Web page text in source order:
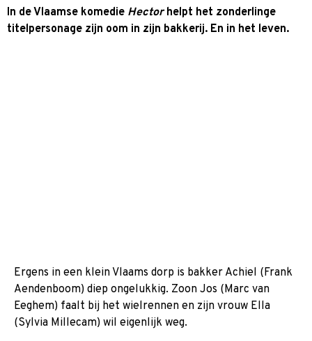
In de Vlaamse komedie Hectorhelpt het zonderlinge
titelpersonage zijn oom in zijn bakkerij. En in het leven.
Ergens in een klein Vlaams dorp is bakker Achiel (Frank
Aendenboom) diep ongelukkig. Zoon Jos (Marc van
Eeghem) faalt bij het wielrennen en zijn vrouw Ella
(Sylvia Millecam) wil eigenlijk weg.